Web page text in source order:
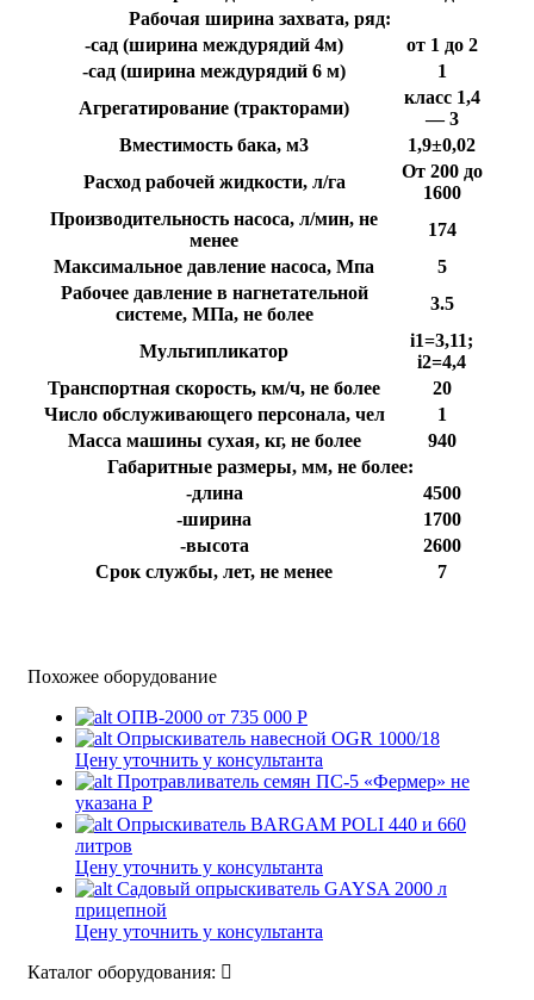
Рабочая ширина захвата, ряд:
-сад (ширина междурядий 4м)
от 1 до 2
-сад (ширина междурядий 6 м)
1
Агрегатирование (тракторами)
класс 1,4
— 3
Вместимость бака, м3
1,9±0,02
Расход рабочей жидкости, л/га
От 200 до
1600
Производительность насоса, л/мин, не
менее
174
Максимальное давление насоса, Мпа
5
Рабочее давление в нагнетательной
системе, МПа, не более
3.5
Мультипликатор
i1=3,11;
i2=4,4
Транспортная скорость, км/ч, не более
20
Число обслуживающего персонала, чел
1
Масса машины сухая, кг, не более
940
Габаритные размеры, мм, не более:
-длина
4500
-ширина
1700
-высота
2600
Срок службы, лет, не менее
7
Похожее оборудование
ОПВ-2000 от 735 000 Р
Опрыскиватель навесной OGR 1000/18
Цену уточнить у консультанта
Протравливатель семян ПС-5 «Фермер» не
указана Р
Опрыскиватель BARGAM POLI 440 и 660
литров
Цену уточнить у консультанта
Садовый опрыскиватель GAYSA 2000 л
прицепной
Цену уточнить у консультанта
Каталог оборудования: